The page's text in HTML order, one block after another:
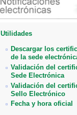
Utilidades
Descargar los
de la sede
Validación del
Sede Electrónica
Validación del
Sello Electrónico
Fecha y hora oficial